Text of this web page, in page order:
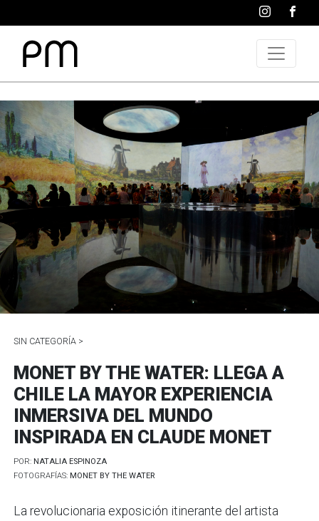
SIN CATEGORÍA >
MONET BY THE WATER: LLEGA A
CHILE LA MAYOR EXPERIENCIA
INMERSIVA DEL MUNDO
INSPIRADA EN CLAUDE MONET
POR: NATALIA ESPINOZA
FOTOGRAFÍAS: MONET BY THE WATER
La revolucionaria exposición itinerante del artista